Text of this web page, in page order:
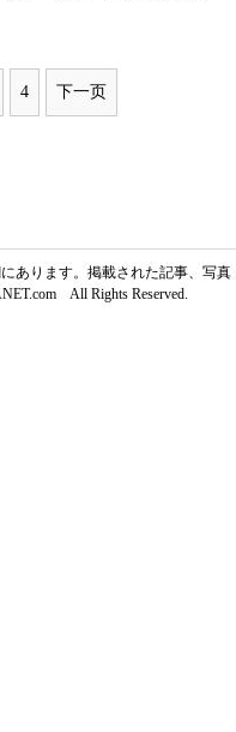
4 下一页
あります。掲載された記事、写真
All Rights Reserved.